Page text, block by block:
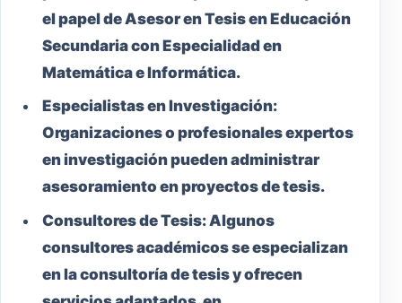
el papel de Asesor en Tesis en Educación
Secundaria con Especialidad en
Matemática e Informática.
Especialistas en Investigación:
Organizaciones o profesionales expertos
en investigación pueden administrar
asesoramiento en proyectos de tesis.
Consultores de Tesis:Algunos
consultores académicos se especializan
en la consultoría de tesis y ofrecen